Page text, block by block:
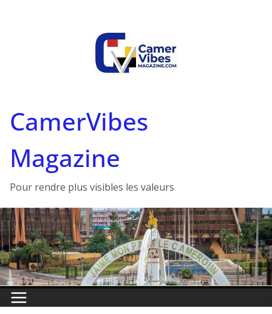
CamerVibes
Magazine
Pour rendre plus visibles les valeurs